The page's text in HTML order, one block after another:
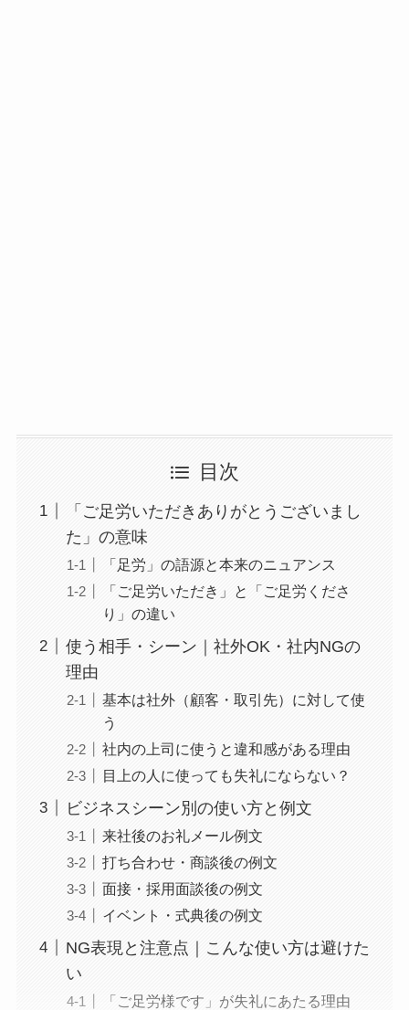
目次
「ご足労いただきありがとうございまし
た」の意味
「足労」の語源と本来のニュアンス
「ご足労いただき」と「ご足労くださ
り」の違い
使う相手・シーン｜社外OK・社内NGの
理由
基本は社外（顧客・取引先）に対して使
う
社内の上司に使うと違和感がある理由
目上の人に使っても失礼にならない？
ビジネスシーン別の使い方と例文
来社後のお礼メール例文
打ち合わせ・商談後の例文
面接・採用面談後の例文
イベント・式典後の例文
NG表現と注意点｜こんな使い方は避けた
い
「ご足労様です」が失礼にあたる理由